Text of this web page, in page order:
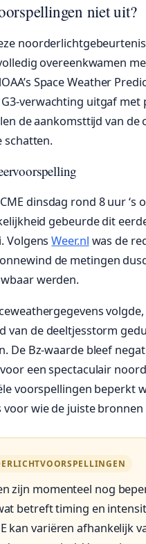
niet uit?
overeenkwamen
Space Weather
verwachting uitgaf
de aankomsttijd van de
schatten.
dinsdag rond 8 uur ‘s
gebeurde dit
VolgensWeer.nl was de
de metingen
werden.
van de deeltjesstorm
De Bz-waarde bleef
een spectaculair
voorspellingen beperkt
wie de juiste
zijn momenteel nog
betreft timing en
kan variëren afhankelijk